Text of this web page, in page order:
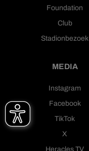
Foundation
Club
Stadionbezoek
MEDIA
Instagram
Facebook
TikTok
X
Heracles TV